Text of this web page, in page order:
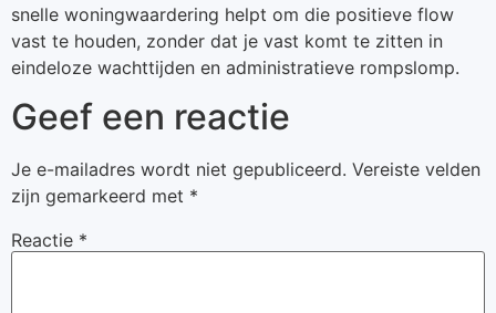
snelle woningwaardering helpt om die positieve flow
vast te houden, zonder dat je vast komt te zitten in
eindeloze wachttijden en administratieve rompslomp.
Geef een reactie
Je e-mailadres wordt niet gepubliceerd. Vereiste velden
zijn gemarkeerd met *
Reactie *